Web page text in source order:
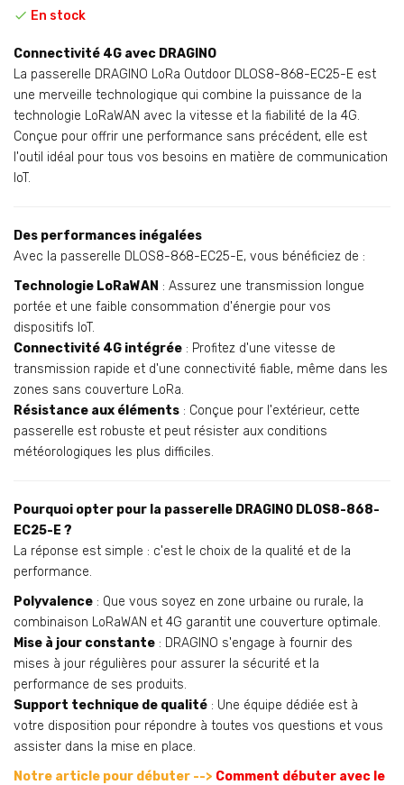
 En stock
Connectivité 4G avec DRAGINO
La passerelle DRAGINO LoRa Outdoor DLOS8-868-EC25-E est
une merveille technologique qui combine la puissance de la
technologie LoRaWAN avec la vitesse et la fiabilité de la 4G.
Conçue pour offrir une performance sans précédent, elle est
l'outil idéal pour tous vos besoins en matière de communication
IoT.
Des performances inégalées
Avec la passerelle DLOS8-868-EC25-E, vous bénéficiez de :
Technologie LoRaWAN : Assurez une transmission longue
portée et une faible consommation d'énergie pour vos
dispositifs IoT.
Connectivité 4G intégrée : Profitez d'une vitesse de
transmission rapide et d'une connectivité fiable, même dans les
zones sans couverture LoRa.
Résistance aux éléments : Conçue pour l'extérieur, cette
passerelle est robuste et peut résister aux conditions
météorologiques les plus difficiles.
Pourquoi opter pour la passerelle DRAGINO DLOS8-868-
EC25-E ?
La réponse est simple : c'est le choix de la qualité et de la
performance.
Polyvalence : Que vous soyez en zone urbaine ou rurale, la
combinaison LoRaWAN et 4G garantit une couverture optimale.
Mise à jour constante : DRAGINO s'engage à fournir des
mises à jour régulières pour assurer la sécurité et la
performance de ses produits.
Support technique de qualité : Une équipe dédiée est à
votre disposition pour répondre à toutes vos questions et vous
assister dans la mise en place.
Notre article pour débuter --> Comment débuter avec le